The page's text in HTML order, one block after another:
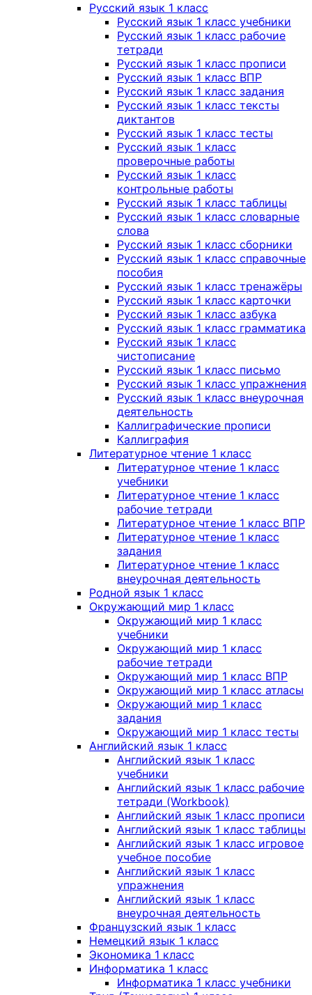
Русский язык 1 класс
Русский язык 1 класс учебники
Русский язык 1 класс рабочие
тетради
Русский язык 1 класс прописи
Русский язык 1 класс ВПР
Русский язык 1 класс задания
Русский язык 1 класс тексты
диктантов
Русский язык 1 класс тесты
Русский язык 1 класс
проверочные работы
Русский язык 1 класс
контрольные работы
Русский язык 1 класс таблицы
Русский язык 1 класс словарные
слова
Русский язык 1 класс сборники
Русский язык 1 класс справочные
пособия
Русский язык 1 класс тренажёры
Русский язык 1 класс карточки
Русский язык 1 класс азбука
Русский язык 1 класс грамматика
Русский язык 1 класс
чистописание
Русский язык 1 класс письмо
Русский язык 1 класс упражнения
Русский язык 1 класс внеурочная
деятельность
Каллиграфические прописи
Каллиграфия
Литературное чтение 1 класс
Литературное чтение 1 класс
учебники
Литературное чтение 1 класс
рабочие тетради
Литературное чтение 1 класс ВПР
Литературное чтение 1 класс
задания
Литературное чтение 1 класс
внеурочная деятельность
Родной язык 1 класс
Окружающий мир 1 класс
Окружающий мир 1 класс
учебники
Окружающий мир 1 класс
рабочие тетради
Окружающий мир 1 класс ВПР
Окружающий мир 1 класс атласы
Окружающий мир 1 класс
задания
Окружающий мир 1 класс тесты
Английский язык 1 класс
Английский язык 1 класс
учебники
Английский язык 1 класс рабочие
тетради (Workbook)
Английский язык 1 класс прописи
Английский язык 1 класс таблицы
Английский язык 1 класс игровое
учебное пособие
Английский язык 1 класс
упражнения
Английский язык 1 класс
внеурочная деятельность
Французский язык 1 класс
Немецкий язык 1 класс
Экономика 1 класс
Информатика 1 класс
Информатика 1 класс учебники